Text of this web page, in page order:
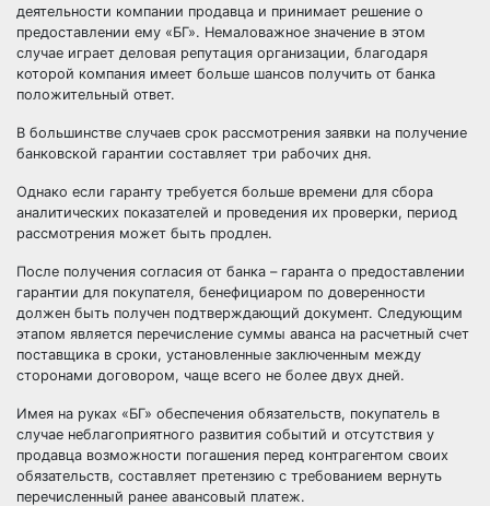
деятельности компании продавца и принимает решение о
предоставлении ему «БГ». Немаловажное значение в этом
случае играет деловая репутация организации, благодаря
которой компания имеет больше шансов получить от банка
положительный ответ.
В большинстве случаев срок рассмотрения заявки на получение
банковской гарантии составляет три рабочих дня.
Однако если гаранту требуется больше времени для сбора
аналитических показателей и проведения их проверки, период
рассмотрения может быть продлен.
После получения согласия от банка – гаранта о предоставлении
гарантии для покупателя, бенефициаром по доверенности
должен быть получен подтверждающий документ. Следующим
этапом является перечисление суммы аванса на расчетный счет
поставщика в сроки, установленные заключенным между
сторонами договором, чаще всего не более двух дней.
Имея на руках «БГ» обеспечения обязательств, покупатель в
случае неблагоприятного развития событий и отсутствия у
продавца возможности погашения перед контрагентом своих
обязательств, составляет претензию с требованием вернуть
перечисленный ранее авансовый платеж.